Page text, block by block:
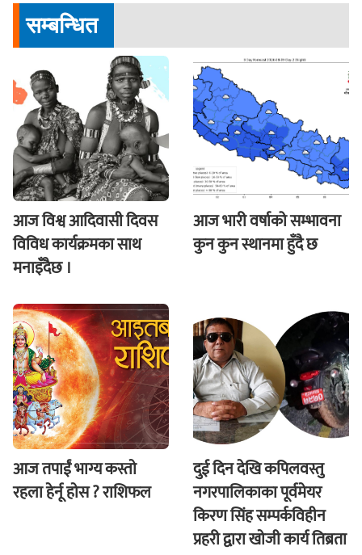
सम्बन्धित
आज विश्व आदिवासी दिवस
विविध कार्यक्रमका साथ
मनाइँदैछ ।
आज भारी वर्षाको सम्भावना
कुन कुन स्थानमा हुँदै छ
आज तपाईं भाग्य कस्ताे
रहला हेर्नू हाेस ? राशिफल
दुई दिन देखि कपिलवस्तु
नगरपालिकाका पूर्वमेयर
किरण सिंह सम्पर्कविहीन
प्रहरी द्वारा खाेजी कार्य तिब्रता